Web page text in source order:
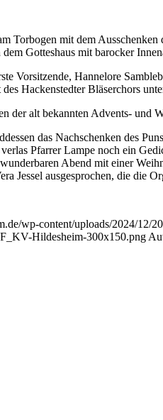
Torbogen mit dem Ausschenken
Gotteshaus mit barocker
Vorsitzende, Hannelore
Hackenstedter Bläserchors
der alt bekannten Advents- und
das Nachschenken des
Pfarrer Lampe noch ein
Abend mit einer
Jessel ausgesprochen, die die
wp-content/uploads/2024/12/
Hildesheim-300x150.png